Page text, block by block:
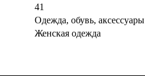
41
Одежда, обувь, аксессуары
Женская одежда